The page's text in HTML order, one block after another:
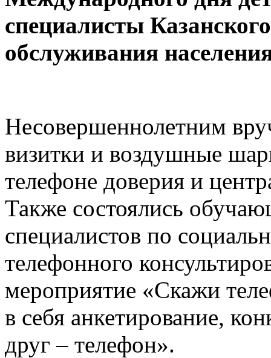
специалисты
обслуживания
Несовершеннолетним
визитки и воздушные
телефоне доверия и
Также состоялись
специалистов по
телефонного
мероприятие «Скажи
в себя анкетирование,
друг – телефон».